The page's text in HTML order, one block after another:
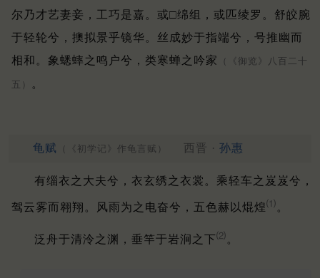
尔乃才艺妻妾，工巧是嘉。 或□绵组，或匹绫罗。 舒皎腕
于轻轮兮，擙拟景乎镜华。 丝成妙于指端兮，号推幽而
相和。 象蟋蟀之鸣户兮，类寒蝉之吟家 （《御览》八百二十
五） 。
龟赋 （《初学记》作龟言赋） 西晋 · 孙惠
有缁衣之大夫兮，衣玄绣之衣裳。 乘轻车之岌岌兮，
驾云雾而翱翔。 风雨为之电奋兮，五色赫以焜煌⑴ 。
泛舟于清泠之渊，垂竿于岩涧之下⑵ 。